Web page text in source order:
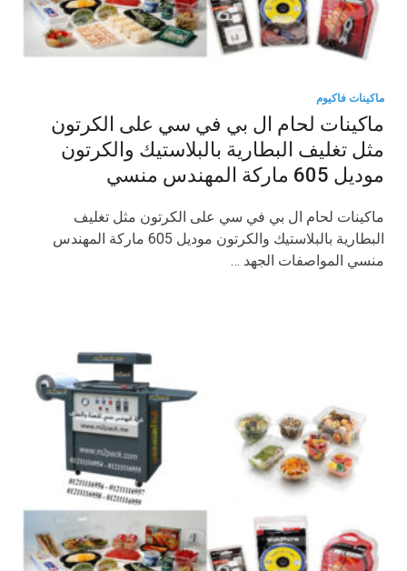
ماكينات فاكيوم
ماكينات لحام ال بي في سي على الكرتون
مثل تغليف البطارية بالبلاستيك والكرتون
موديل 605 ماركة المهندس منسي
ماكينات لحام ال بي في سي على الكرتون مثل تغليف
البطارية بالبلاستيك والكرتون موديل 605 ماركة المهندس
منسي المواصفات الجهد …